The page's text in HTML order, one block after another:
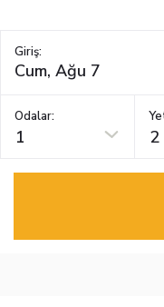
Giriş:
Odalar:
1 2